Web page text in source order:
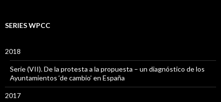
SERIES WPCC
2018
Serie (VII). De la protesta a la propuesta – un diagnóstico de los
Ayuntamientos ‘de cambio’ en España
2017